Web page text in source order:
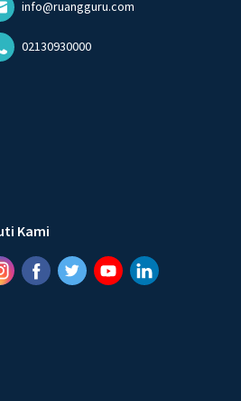
info@ruangguru.com
02130930000
Kami